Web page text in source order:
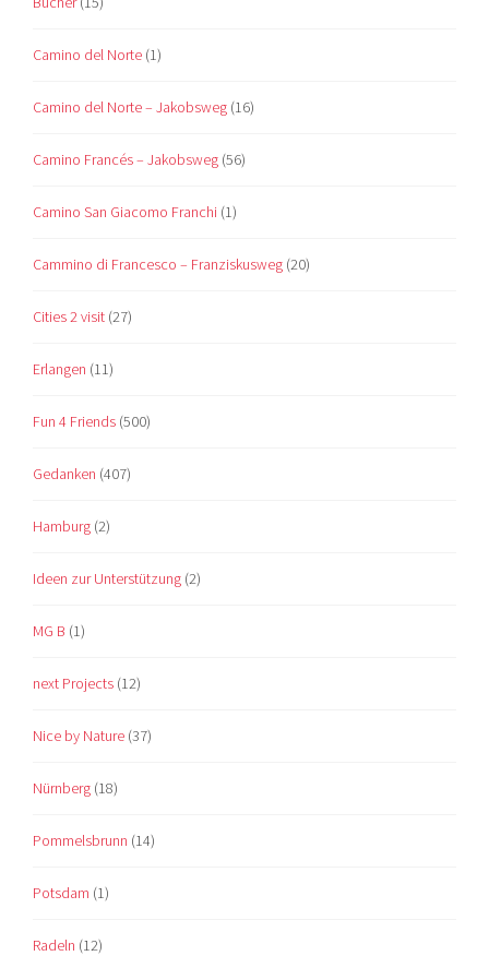
Camino del Norte (1)
Camino del Norte – Jakobsweg (16)
Camino Francés – Jakobsweg (56)
Camino San Giacomo Franchi (1)
Cammino di Francesco – Franziskusweg (20)
Cities 2 visit (27)
Erlangen (11)
Fun 4 Friends (500)
Gedanken (407)
Hamburg (2)
Ideen zur Unterstützung (2)
MG B (1)
next Projects (12)
Nice by Nature (37)
Nürnberg (18)
Pommelsbrunn (14)
Potsdam (1)
Radeln (12)